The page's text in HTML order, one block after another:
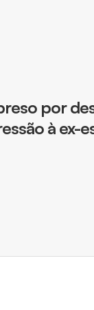
por
à ex-